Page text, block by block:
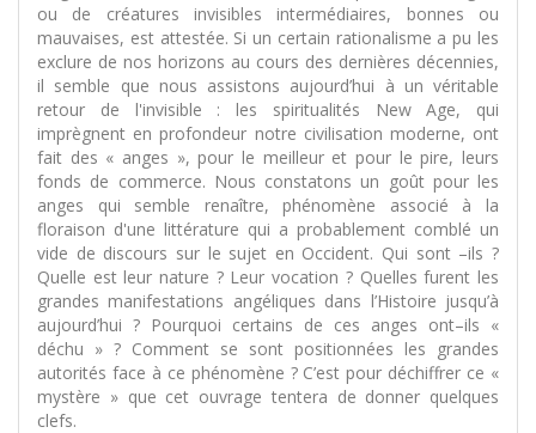
ou de créatures invisibles intermédiaires, bonnes ou
mauvaises, est attestée. Si un certain rationalisme a pu les
exclure de nos horizons au cours des dernières décennies,
il semble que nous assistons aujourd’hui à un véritable
retour de l'invisible : les spiritualités New Age, qui
imprègnent en profondeur notre civilisation moderne, ont
fait des « anges », pour le meilleur et pour le pire, leurs
fonds de commerce. Nous constatons un goût pour les
anges qui semble renaître, phénomène associé à la
floraison d'une littérature qui a probablement comblé un
vide de discours sur le sujet en Occident. Qui sont –ils ?
Quelle est leur nature ? Leur vocation ? Quelles furent les
grandes manifestations angéliques dans l’Histoire jusqu’à
aujourd’hui ? Pourquoi certains de ces anges ont–ils «
déchu » ? Comment se sont positionnées les grandes
autorités face à ce phénomène ? C’est pour déchiffrer ce «
mystère » que cet ouvrage tentera de donner quelques
clefs.